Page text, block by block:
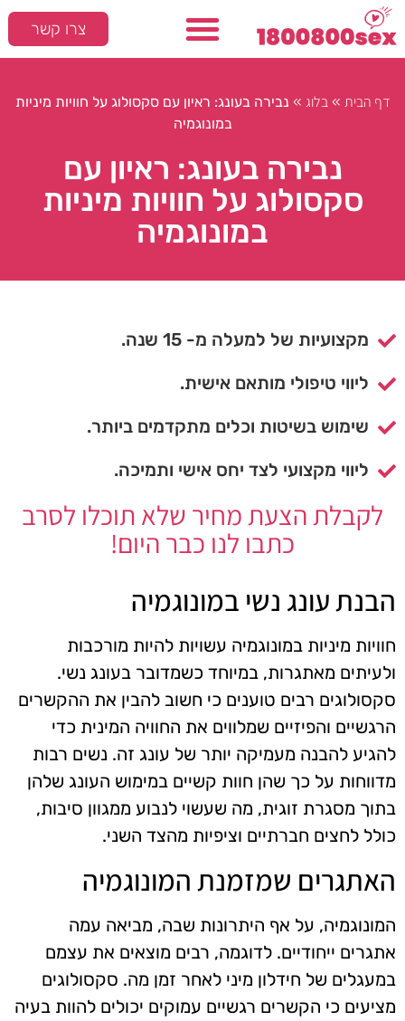
צרו קשר
דף הבית »בלוג » נבירה בעונג: ראיון עם סקסולוג על חוויות מיניות
במונוגמיה
נבירה בעונג: ראיון עם
סקסולוג על חוויות מיניות
במונוגמיה
מקצועיות של למעלה מ- 15 שנה.
ליווי טיפולי מותאם אישית.
שימוש בשיטות וכלים מתקדמים ביותר.
ליווי מקצועי לצד יחס אישי ותמיכה.
לקבלת הצעת מחיר שלא תוכלו לסרב
כתבו לנו כבר היום!
הבנת עונג נשי במונוגמיה
חוויות מיניות במונוגמיה עשויות להיות מורכבות
ולעיתים מאתגרות, במיוחד כשמדובר בעונג נשי.
סקסולוגים רבים טוענים כי חשוב להבין את ההקשרים
הרגשיים והפיזיים שמלווים את החוויה המינית כדי
להגיע להבנה מעמיקה יותר של עונג זה. נשים רבות
מדווחות על כך שהן חוות קשיים במימוש העונג שלהן
בתוך מסגרת זוגית, מה שעשוי לנבוע ממגוון סיבות,
כולל לחצים חברתיים וציפיות מהצד השני.
האתגרים שמזמנת המונוגמיה
המונוגמיה, על אף היתרונות שבה, מביאה עמה
אתגרים ייחודיים. לדוגמה, רבים מוצאים את עצמם
במעגלים של חידלון מיני לאחר זמן מה. סקסולוגים
מציעים כי הקשרים רגשיים עמוקים יכולים להוות בעיה